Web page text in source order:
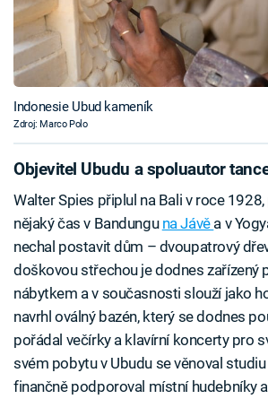
Indonesie Ubud kameník
Zdroj: Marco Polo
Objevitel Ubudu a spoluautor
Walter Spies připlul na Bali v roce
nějaký čas v Bandungu na Jávě a v
nechal postavit dům – dvoupatrový
doškovou střechou je dodnes zařízený
nábytkem a v současnosti slouží jako
navrhl oválný bazén, který se dodnes
pořádal večírky a klavírní koncerty pro
svém pobytu v Ubudu se věnoval
finančně podporoval místní hudebníky